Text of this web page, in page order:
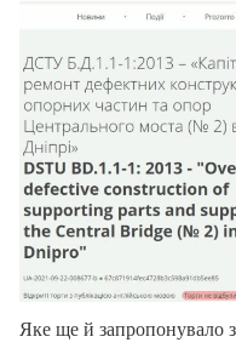
Яке ще й запропонувало